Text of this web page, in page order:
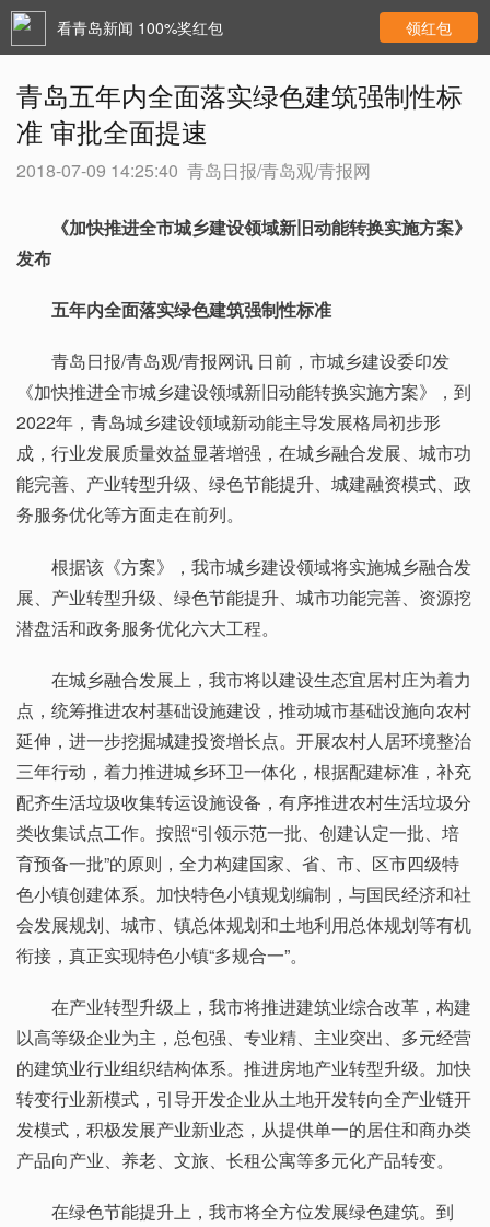
看青岛新闻 100%奖红包 领红包
青岛五年内全面落实绿色建筑强制性标
准 审批全面提速
2018-07-09 14:25:40 青岛日报/青岛观/青报网
《加快推进全市城乡建设领域新旧动能转换实施方案》
发布
五年内全面落实绿色建筑强制性标准
青岛日报/青岛观/青报网讯 日前，市城乡建设委印发
《加快推进全市城乡建设领域新旧动能转换实施方案》，到
2022年，青岛城乡建设领域新动能主导发展格局初步形
成，行业发展质量效益显著增强，在城乡融合发展、城市功
能完善、产业转型升级、绿色节能提升、城建融资模式、政
务服务优化等方面走在前列。
根据该《方案》，我市城乡建设领域将实施城乡融合发
展、产业转型升级、绿色节能提升、城市功能完善、资源挖
潜盘活和政务服务优化六大工程。
在城乡融合发展上，我市将以建设生态宜居村庄为着力
点，统筹推进农村基础设施建设，推动城市基础设施向农村
延伸，进一步挖掘城建投资增长点。开展农村人居环境整治
三年行动，着力推进城乡环卫一体化，根据配建标准，补充
配齐生活垃圾收集转运设施设备，有序推进农村生活垃圾分
类收集试点工作。按照“引领示范一批、创建认定一批、培
育预备一批”的原则，全力构建国家、省、市、区市四级特
色小镇创建体系。加快特色小镇规划编制，与国民经济和社
会发展规划、城市、镇总体规划和土地利用总体规划等有机
衔接，真正实现特色小镇“多规合一”。
在产业转型升级上，我市将推进建筑业综合改革，构建
以高等级企业为主，总包强、专业精、主业突出、多元经营
的建筑业行业组织结构体系。推进房地产业转型升级。加快
转变行业新模式，引导开发企业从土地开发转向全产业链开
发模式，积极发展产业新业态，从提供单一的居住和商办类
产品向产业、养老、文旅、长租公寓等多元化产品转变。
在绿色节能提升上，我市将全方位发展绿色建筑。到